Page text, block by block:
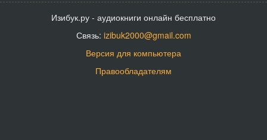
Изибук.ру - аудиокниги онлайн бесплатно
Связь: izibuk2000@gmail.com
Версия для компьютера
Правообладателям